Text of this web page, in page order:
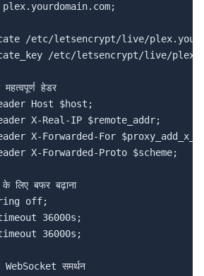
/etc/letsencrypt/live/
/etc/letsencrypt/live/
हेडर
Host $host;
X-Real-IP $remote_addr;
X-Forwarded-For
X-Forwarded-Proto $scheme;
के लिए बफर बढ़ाना
off;
36000s;
36000s;
WebSocket समर्थन